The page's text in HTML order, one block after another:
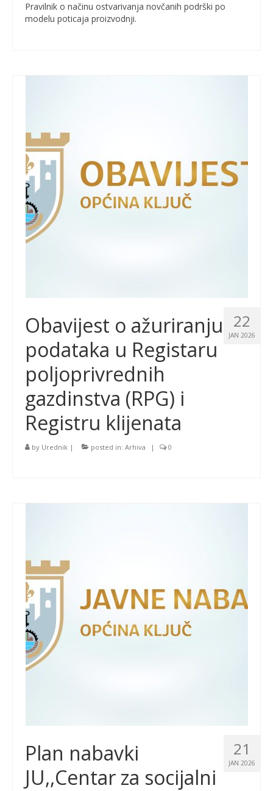
Pravilnik o načinu ostvarivanja novčanih podrški po
modelu poticaja proizvodnji.
22
JAN 2026
Obavijest o ažuriranju
podataka u Registaru
poljoprivrednih
gazdinstva (RPG) i
Registru klijenata
by Urednik | posted in: Arhiva | 0
21
JAN 2026
Plan nabavki
JU,,Centar za socijalni